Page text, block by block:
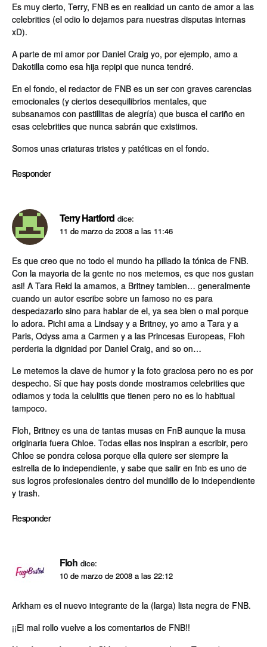
Es muy cierto, Terry, FNB es en realidad un canto de amor a las
celebrities (el odio lo dejamos para nuestras disputas internas
xD).
A parte de mi amor por Daniel Craig yo, por ejemplo, amo a
Dakotilla como esa hija repipi que nunca tendré.
En el fondo, el redactor de FNB es un ser con graves carencias
emocionales (y ciertos desequilibrios mentales, que
subsanamos con pastillitas de alegrí­a) que busca el cariño en
esas celebrities que nunca sabrán que existimos.
Somos unas criaturas tristes y patéticas en el fondo.
Responder
Terry Hartford dice:
11 de marzo de 2008 a las 11:46
Es que creo que no todo el mundo ha pillado la tónica de FNB.
Con la mayoria de la gente no nos metemos, es que nos gustan
asi! A Tara Reid la amamos, a Britney tambien… generalmente
cuando un autor escribe sobre un famoso no es para
despedazarlo sino para hablar de el, ya sea bien o mal porque
lo adora. Pichi ama a Lindsay y a Britney, yo amo a Tara y a
Paris, Odyss ama a Carmen y a las Princesas Europeas, Floh
perderia la dignidad por Daniel Craig, and so on…
Le metemos la clave de humor y la foto graciosa pero no es por
despecho. Sí­ que hay posts donde mostramos celebrities que
odiamos y toda la celulitis que tienen pero no es lo habitual
tampoco.
Floh, Britney es una de tantas musas en FnB aunque la musa
originaria fuera Chloe. Todas ellas nos inspiran a escribir, pero
Chloe se pondra celosa porque ella quiere ser siempre la
estrella de lo independiente, y sabe que salir en fnb es uno de
sus logros profesionales dentro del mundillo de lo independiente
y trash.
Responder
Floh dice:
10 de marzo de 2008 a las 22:12
Arkham es el nuevo integrante de la (larga) lista negra de FNB.
¡¡El mal rollo vuelve a los comentarios de FNB!!